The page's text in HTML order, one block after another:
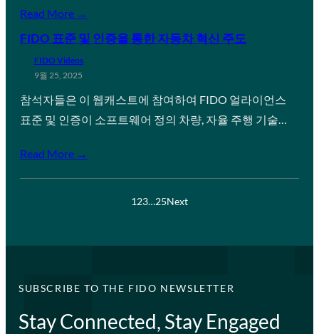
Read More →
FIDO 표준 및 인증을 통한 자동차 혁신 주도
FIDO Videos
9월 25, 2025
참석자들은 이 웹캐스트에 참여하여 FIDO 얼라이언스
표준 및 인증이 소프트웨어 정의 차량, 자율 주행 기술…
Read More →
123…25Next
SUBSCRIBE TO THE FIDO NEWSLETTER
Stay Connected, Stay Engaged